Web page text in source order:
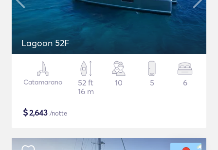
Lagoon 52F
Catamarano
52 ft
16 m
10 5 6
$2,643 /notte